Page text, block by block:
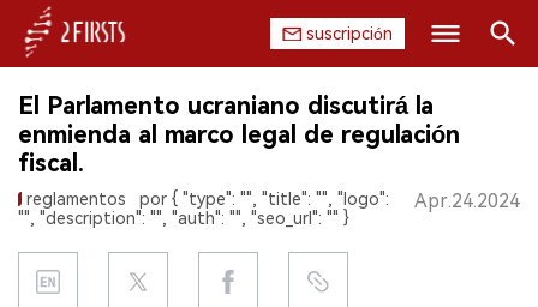
suscripción
INICIO
EMPRESA
REGULACIÓN
El Parlamento ucraniano discutirá la
enmienda al marco legal de regulación
fiscal.
reglamentos
por { "type": "", "title": "", "logo":
"", "description": "", "auth": "", "seo_url": "" }
Apr.24.2024